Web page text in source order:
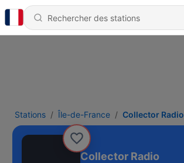
Stations Île-de-France Collector Radio
Collector Radio